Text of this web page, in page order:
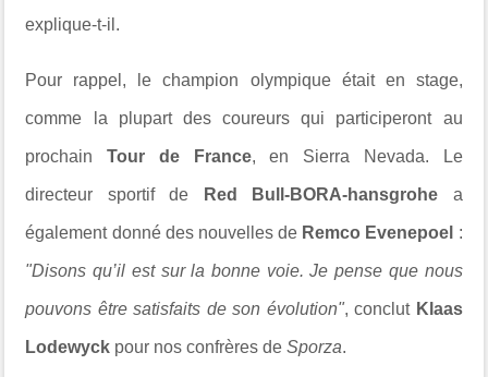
explique-t-il.
Pour rappel, le champion olympique était en stage,
comme la plupart des coureurs qui participeront au
prochain Tour de France, en Sierra Nevada. Le
directeur sportif de Red Bull-BORA-hansgrohe a
également donné des nouvelles de Remco Evenepoel :
"Disons qu’il est sur la bonne voie. Je pense que nous
pouvons être satisfaits de son évolution", conclut Klaas
Lodewyck pour nos confrères deSporza.